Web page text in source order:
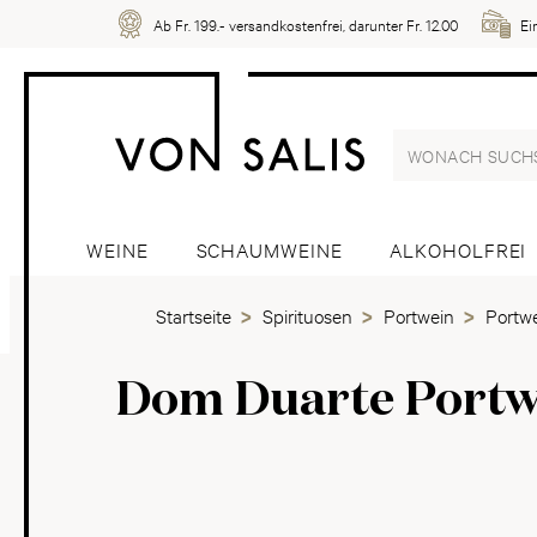
Ab Fr. 199.- versandkostenfrei, darunter Fr. 12.00
WEINE SCHAUMWEINE ALKOHOLFREI
Startseite Spirituosen Portwein
Dom Duarte